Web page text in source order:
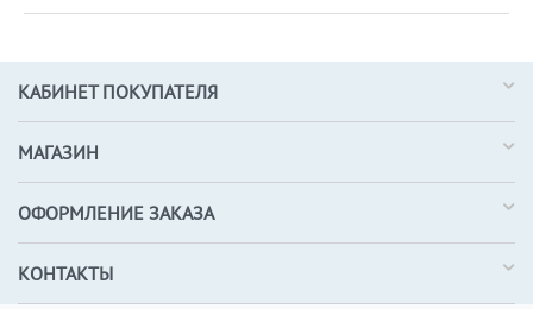
КАБИНЕТ ПОКУПАТЕЛЯ
МАГАЗИН
ОФОРМЛЕНИЕ ЗАКАЗА
КОНТАКТЫ